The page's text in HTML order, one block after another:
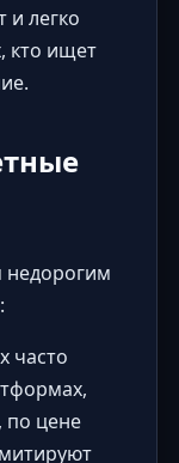
и легко
кто ищет
недорогим
часто
по цене